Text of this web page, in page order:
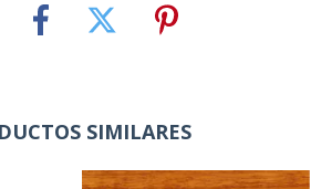
SIMILARES